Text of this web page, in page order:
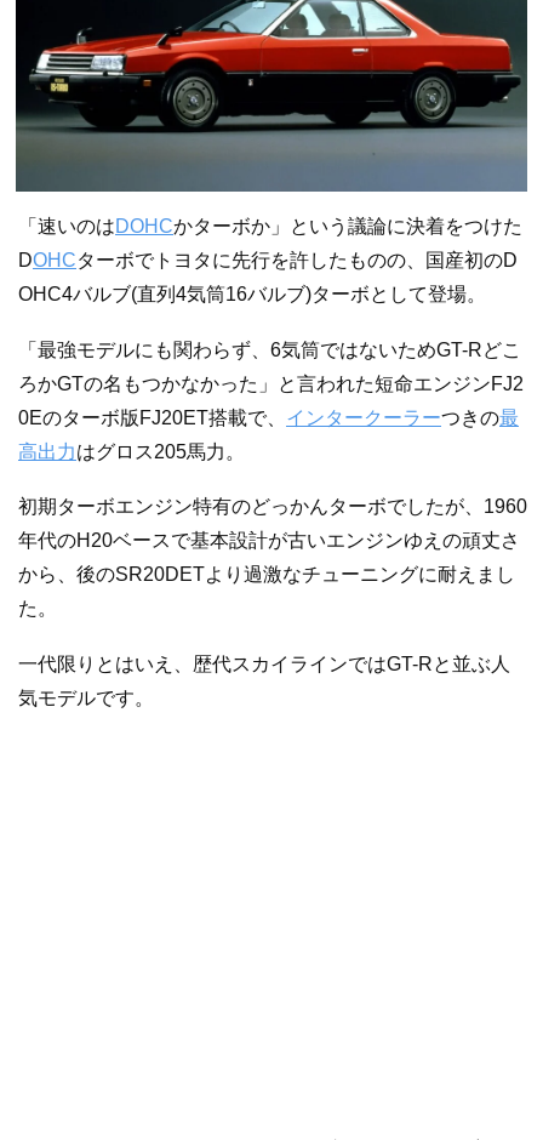
「速いのはDOHCかターボか」という議論に決着をつけた
DOHCターボでトヨタに先行を許したものの、国産初のD
OHC4バルブ(直列4気筒16バルブ)ターボとして登場。
「最強モデルにも関わらず、6気筒ではないためGT-Rどこ
ろかGTの名もつかなかった」と言われた短命エンジンFJ2
0Eのターボ版FJ20ET搭載で、 インタークーラーつきの最
高出力はグロス205馬力。
初期ターボエンジン特有のどっかんターボでしたが、1960
年代のH20ベースで基本設計が古いエンジンゆえの頑丈さ
から、後のSR20DETより過激なチューニングに耐えまし
た。
一代限りとはいえ、歴代スカイラインではGT-Rと並ぶ人
気モデルです。